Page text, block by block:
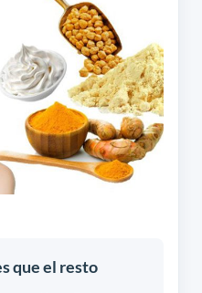
que el resto